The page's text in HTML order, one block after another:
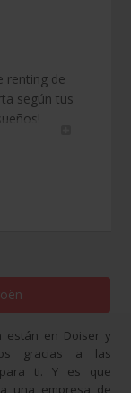
renting de
según tus
están en Doiser y
gracias a las
para ti. Y es que
una empresa de